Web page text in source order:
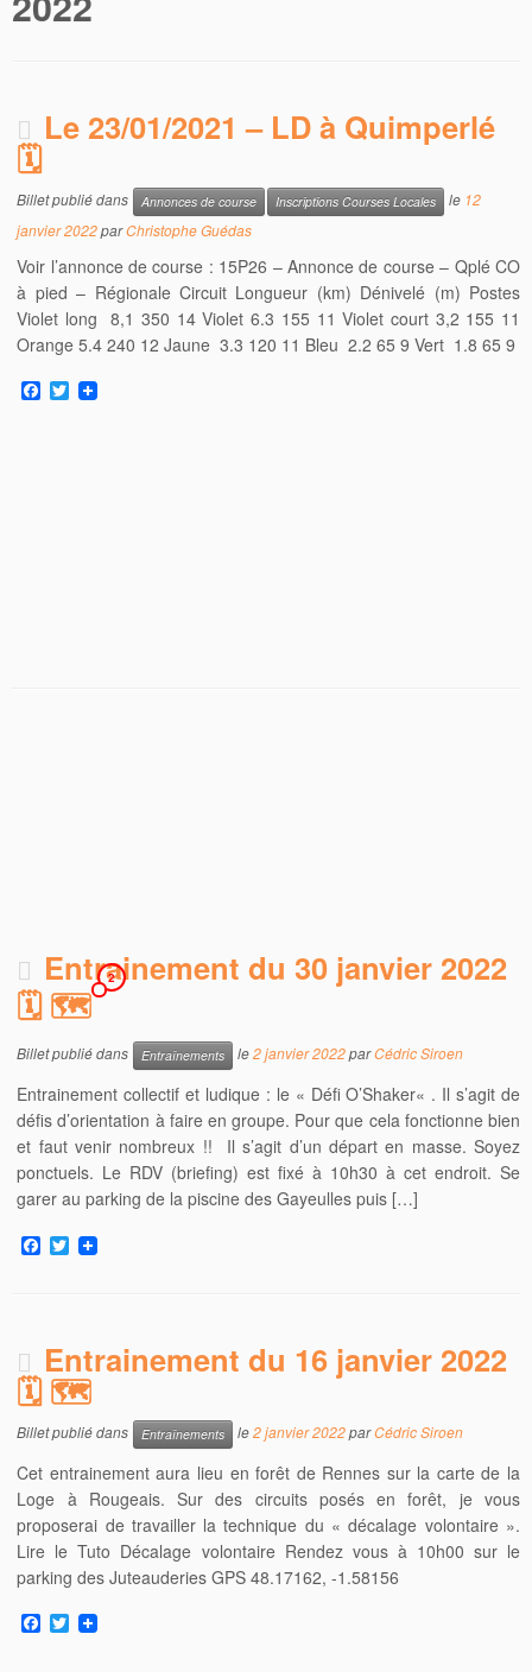
Le 23/01/2021 – LD à Quimperlé
🗓
Billet publié dans Annonces de course Inscriptions Courses Locales le 12
janvier 2022parChristophe Guédas
Voir l’annonce de course : 15P26 – Annonce de course – Qplé CO
à pied – Régionale Circuit Longueur (km) Dénivelé (m) Postes
Violet long 8,1 350 14 Violet 6.3 155 11 Violet court 3,2 155 11
Orange 5.4 240 12 Jaune 3.3 120 11 Bleu 2.2 65 9 Vert 1.8 65 9
F
a
T
w
Entrainement du 30 janvier 2022
🗓 🗺
2
Billet publié dans Entraînements le2 janvier 2022parCédric Siroen
Entrainement collectif et ludique : le « Défi O’Shaker« . Il s’agit de
défis d’orientation à faire en groupe. Pour que cela fonctionne bien
et faut venir nombreux !! Il s’agit d’un départ en masse. Soyez
ponctuels. Le RDV (briefing) est fixé à 10h30 à cet endroit. Se
garer au parking de la piscine des Gayeulles puis […]
F
a
o
k
T
w
r
Entrainement du 16 janvier 2022
🗓 🗺
Billet publié dans Entraînements le2 janvier 2022parCédric Siroen
Cet entrainement aura lieu en forêt de Rennes sur la carte de la
Loge à Rougeais. Sur des circuits posés en forêt, je vous
proposerai de travailler la technique du « décalage volontaire ».
Lire le Tuto Décalage volontaire Rendez vous à 10h00 sur le
parking des Juteauderies GPS 48.17162, -1.58156
F
a
T
w